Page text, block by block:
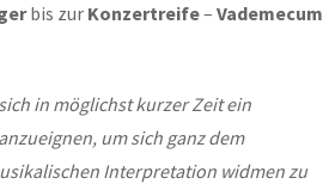
bis zur Konzertreife– Vademecum
in möglichst kurzer Zeit ein
um sich ganz dem
Interpretation widmen zu